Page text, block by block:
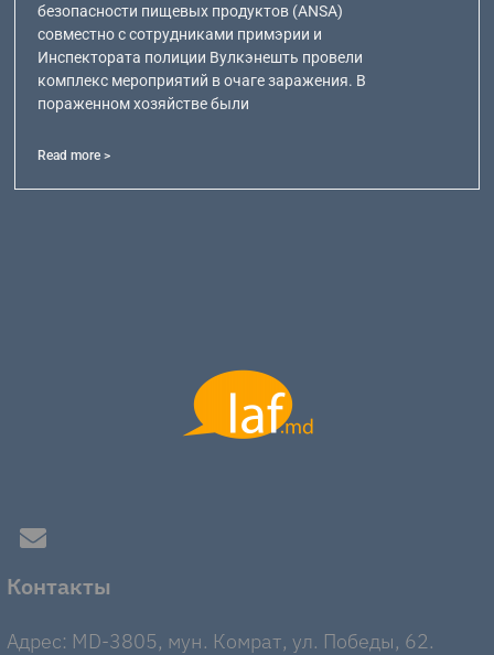
безопасности пищевых продуктов (ANSA)
совместно с сотрудниками примэрии и
Инспектората полиции Вулкэнешть провели
комплекс мероприятий в очаге заражения. В
пораженном хозяйстве были
Read more >
Контакты
Адрес: MD-3805, мун. Комрат, ул. Победы, 62.